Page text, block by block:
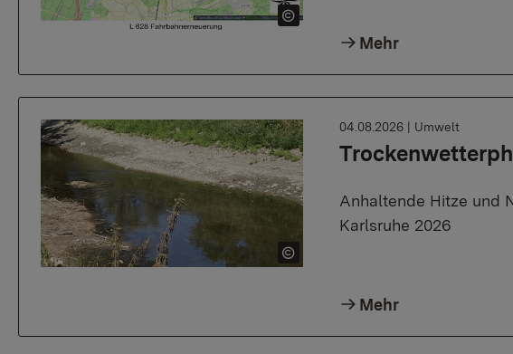
Mehr
04.08.2026 | Umwelt
Anhaltende Hitze und
Karlsruhe 2026
Mehr